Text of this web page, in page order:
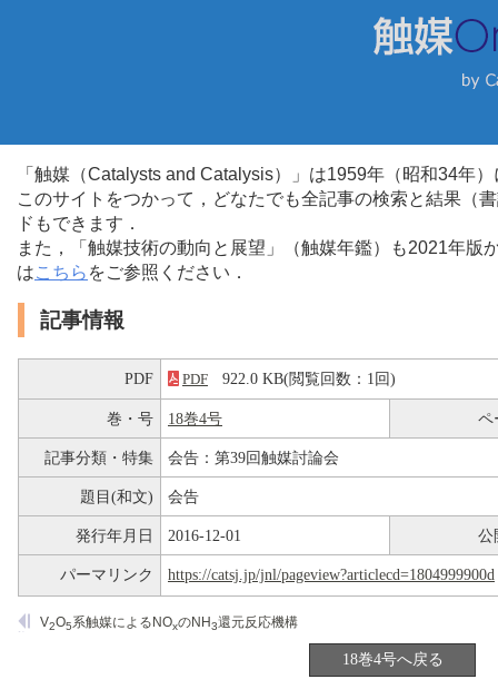
「触媒（Catalysts and Catalysis）」は1959年（昭和34年
このサイトをつかって，どなたでも全記事の検索と結果（
ドもできます．
また，「触媒技術の動向と展望」（触媒年鑑）も2021年
はこちら をご参照ください．
記事情報
PDF PDF 922.0 KB(閲覧回数：1回)
巻・号 18巻4号 ペ
記事分類・特集 会告：第39回触媒討論会
題目(和文) 会告
発行年月日 2016-12-01 公
パーマリンク https://catsj.jp/jnl/pageview?articlecd=1804999900d
V2O5系触媒によるNOxのNH3還元反応機構
18巻4号へ戻る